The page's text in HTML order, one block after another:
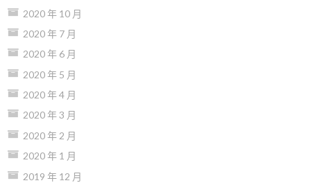
2020 年 10 月
2020 年 7 月
2020 年 6 月
2020 年 5 月
2020 年 4 月
2020 年 3 月
2020 年 2 月
2020 年 1 月
2019 年 12 月